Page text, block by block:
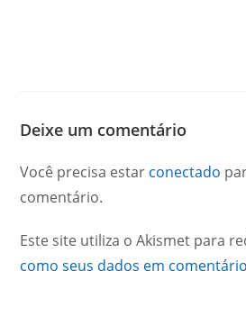
Deixe um comentário
Você precisa estar conectado
comentário.
Este site utiliza o Akismet para
como seus dados em